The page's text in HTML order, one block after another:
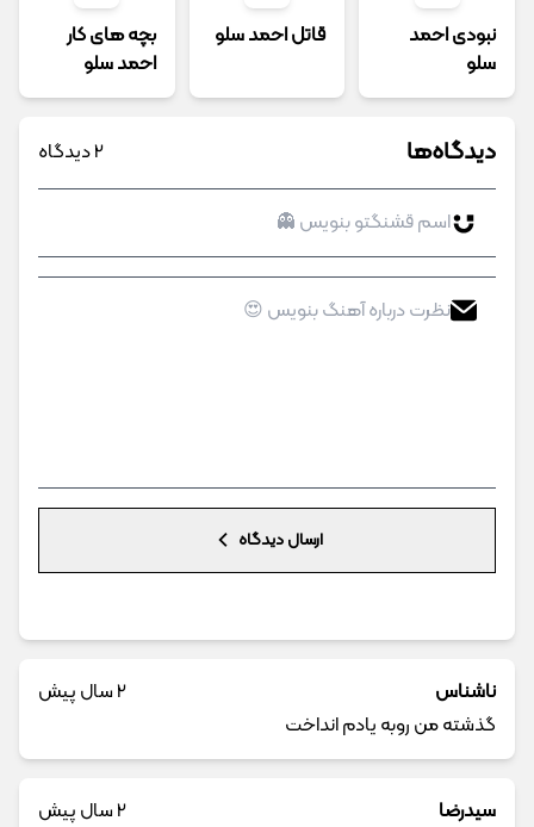
نبودی احمد
سلو
قاتل احمد سلو
بچه های کار
احمد سلو
دیدگاه‌ها 2 دیدگاه
ارسال دیدگاه
ناشناس
2 سال پیش
گذشته من روبه یادم انداخت
سیدرضا
2 سال پیش